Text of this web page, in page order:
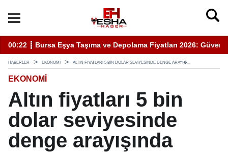
Hizmet İçin Bilinmesi Gerekenler
20:05 ┋ Semra Eyüpoğlu Zafer Partisi’nde.
HABERLER EKONOMI ALTIN FIYATLARI 5 BIN DOLAR SEVIYESINDE DENGE ARAYI�...
EKONOMI
Altın fiyatları 5 bin
dolar seviyesinde
denge arayışında